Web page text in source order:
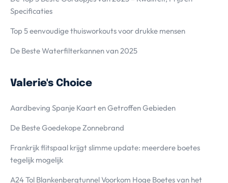
Specificaties
Top 5 eenvoudige thuisworkouts voor drukke mensen
De Beste Waterfilterkannen van 2025
Valerie's Choice
Aardbeving Spanje Kaart en Getroffen Gebieden
De Beste Goedekope Zonnebrand
Frankrijk flitspaal krijgt slimme update: meerdere boetes
tegelijk mogelijk
A24 Tol Blankenbergtunnel Voorkom Hoge Boetes van het